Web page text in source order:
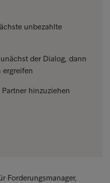
unbezahlte
der Dialog, dann
ergreifen
hinzuziehen
Forderungsmanager,